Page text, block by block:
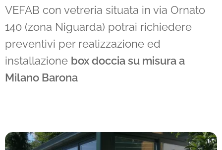
VEFAB con vetreria situata in via Ornato
140 (zona Niguarda) potrai richiedere
preventivi per realizzazione ed
installazione box doccia su misura a
Milano Barona